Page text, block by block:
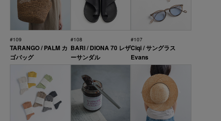
#109
TARANGO / PALM カ
ゴバッグ
#108
BARI / DIONA 70 レザ
ーサンダル
#107
Ciqi / サングラス
Evans